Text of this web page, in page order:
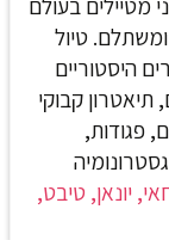
טיול
היסטוריים
תיאטרון קבוקי
פגודות,
יונאן, טיבט,